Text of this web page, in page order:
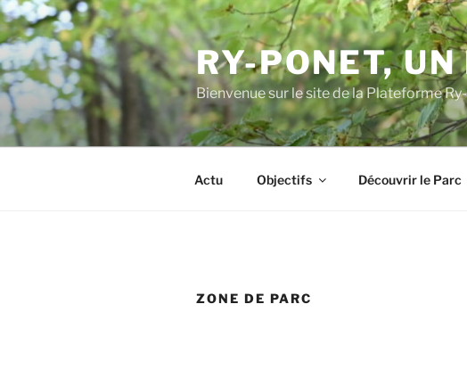
Aller
au
contenu
principal
RY-PONET,
Bienvenue sur le site de la Plateforme
Actu Objectifs Découvrir le Parc
ZONE DE PARC